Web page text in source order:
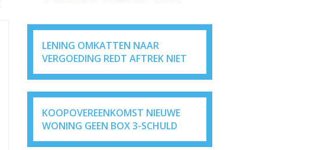
LENING OMKATTEN NAAR
VERGOEDING REDT AFTREK NIET
KOOPOVEREENKOMST NIEUWE
WONING GEEN BOX 3-SCHULD